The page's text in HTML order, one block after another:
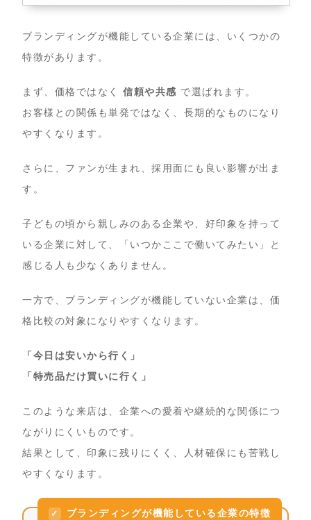
ブランディングが機能している企業には、いくつかの
特徴があります。
まず、価格ではなく信頼や共感 で選ばれます。
お客様との関係も単発ではなく、長期的なものになり
やすくなります。
さらに、ファンが生まれ、採用面にも良い影響が出ま
す。
子どもの頃から親しみのある企業や、好印象を持って
いる企業に対して、「いつかここで働いてみたい」と
感じる人も少なくありません。
一方で、ブランディングが機能していない企業は、価
格比較の対象になりやすくなります。
「今日は安いから行く」
「特売品だけ買いに行く」
このような来店は、企業への愛着や継続的な関係につ
ながりにくいものです。
結果として、印象に残りにくく、人材確保にも苦戦し
やすくなります。
ブランディングが機能している企業の特徴